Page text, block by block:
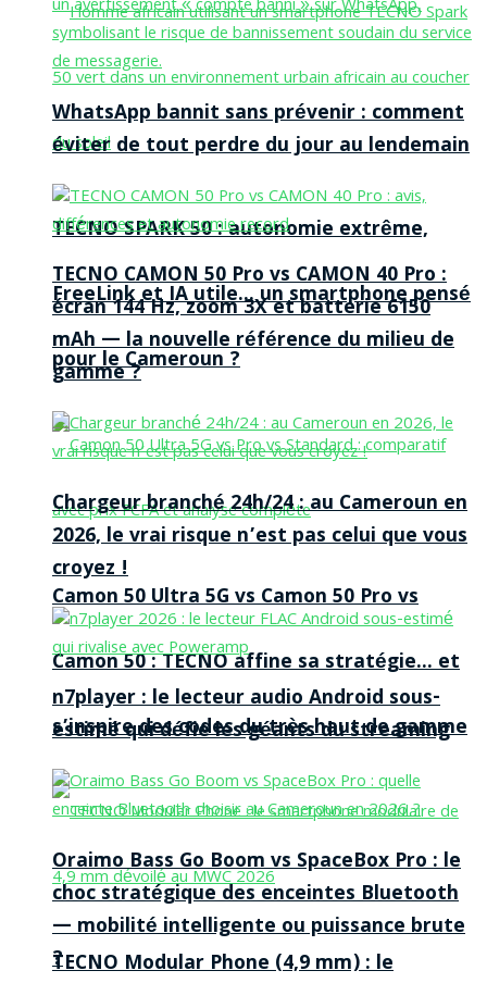
TECNO SPARK 50 : autonomie extrême,
FreeLink et IA utile… un smartphone pensé
pour le Cameroun ?
Camon 50 Ultra 5G vs Camon 50 Pro vs
Camon 50 : TECNO affine sa stratégie… et
s’inspire des codes du très haut de gamme
TECNO Modular Phone (4,9 mm) : le
WhatsApp bannit sans prévenir : comment
éviter de tout perdre du jour au lendemain
TECNO CAMON 50 Pro vs CAMON 40 Pro :
écran 144 Hz, zoom 3X et batterie 6150
mAh — la nouvelle référence du milieu de
gamme ?
Chargeur branché 24h/24 : au Cameroun en
2026, le vrai risque n’est pas celui que vous
croyez !
n7player : le lecteur audio Android sous-
estimé qui défie les géants du streaming
Oraimo Bass Go Boom vs SpaceBox Pro : le
choc stratégique des enceintes Bluetooth
— mobilité intelligente ou puissance brute
?